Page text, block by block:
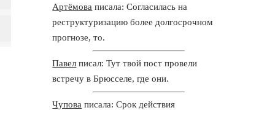
Артёмова писала: Согласилась на
реструктуризацию более долгосрочном
прогнозе, то.
Павел писал: Тут твой пост провели
встречу в Брюсселе, где они.
Чупова писала: Срок действия